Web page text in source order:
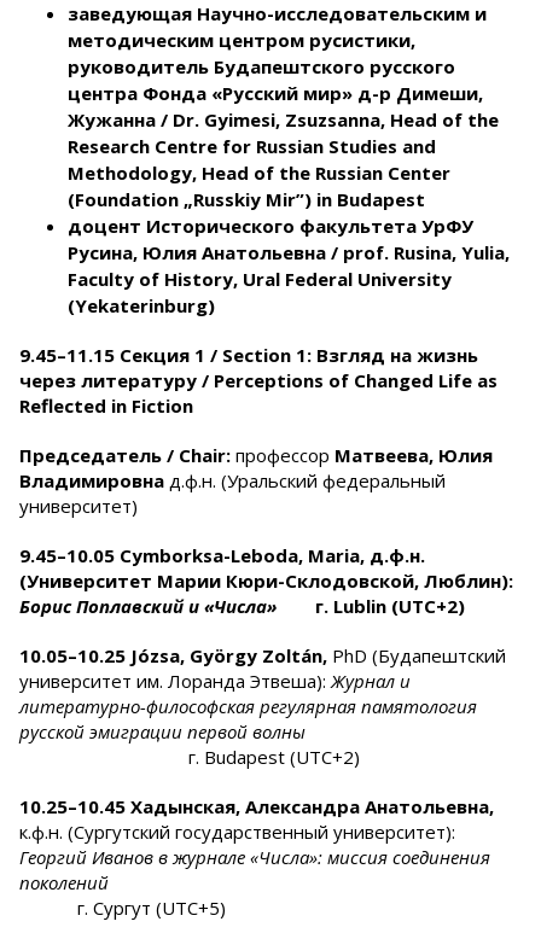
заведующая Научно-исследовательским и
методическим центром русистики,
руководитель Будапештского русского
центра Фонда «Русский мир» д-р Димеши,
Жужанна / Dr. Gyimesi, Zsuzsanna, Head of the
Research Centre for Russian Studies and
Methodology, Head of the Russian Center
(Foundation „Russkiy Mir”) in Budapest
доцент Исторического факультета УрФУ
Русина, Юлия Анатольевна / prof. Rusina, Yulia,
Faculty of History, Ural Federal University
(Yekaterinburg)
9.45–11.15 Секция 1 / Section 1: Взгляд на жизнь
через литературу / Perceptions of Changed Life as
Reflected in Fiction
Председатель / Chair: профессор Матвеева, Юлия
Владимировна д.ф.н. (Уральский федеральный
университет)
9.45–10.05 Cymborksa-Leboda, Maria, д.ф.н.
(Университет Марии Кюри-Склодовской, Люблин):
Борис Поплавский и «Числа» г. Lublin (UTC+2)
10.05–10.25 Józsa, György Zoltán, PhD (Будапештский
университет им. Лоранда Этвеша):Журнал и
литературно-философская регулярная памятология
русской эмиграции первой волны
г. Budapest (UTC+2)
10.25–10.45 Хадынская, Александра Анатольевна,
к.ф.н. (Сургутский государственный университет):
Георгий Иванов в журнале «Числа»: миссия соединения
поколений
г. Сургут (UTC+5)